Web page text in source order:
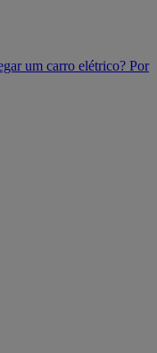
um carro elétrico? Por